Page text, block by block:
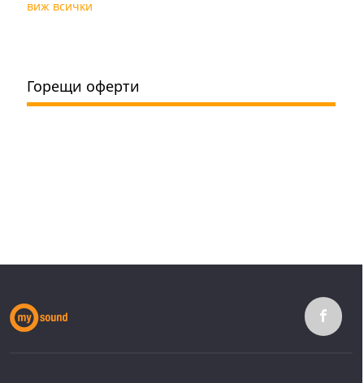
виж всички
Горещи оферти